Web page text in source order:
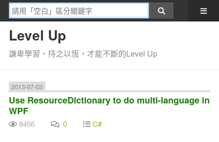
Level Up
謙卑學習，持之以恆，才能不斷的Level Up
2013-07-03
Use ResourceDictionary to do multi-language in
WPF
8456 0 C#